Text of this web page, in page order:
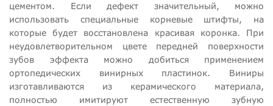
цементом. Если дефект значительный, можно
использовать специальные корневые штифты, на
которые будет восстановлена красивая коронка. При
неудовлетворительном цвете передней поверхности
зубов эффекта можно добиться применением
ортопедических винирных пластинок. Виниры
изготавливаются из керамического материала,
полностью имитируют естественную зубную